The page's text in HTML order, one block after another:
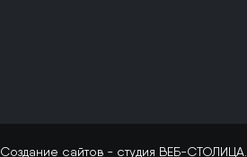
Создание сайтов- студия ВЕБ-СТОЛИЦА.